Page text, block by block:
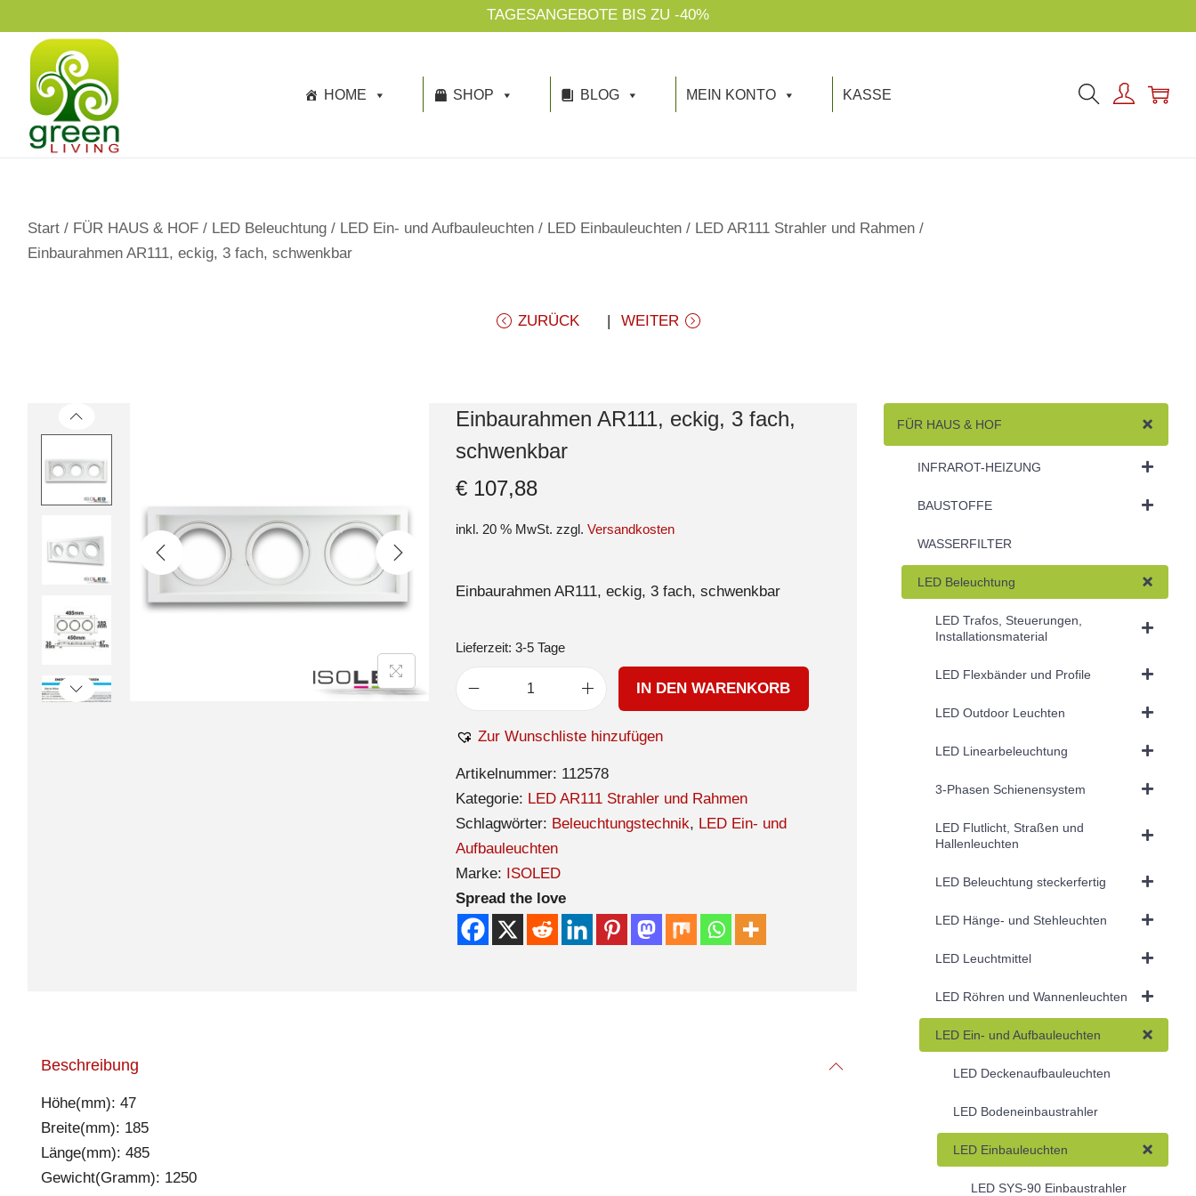
p
TAGESANGEBOTE BIS ZU -40%
HOME SHOP BLOG MEIN KONTO KASSE
Start / FÜR HAUS & HOF / LED Beleuchtung / LED Ein- und Aufbauleuchten / LED Einbauleuchten / LED AR111 Strahler und Rahmen /
Einbaurahmen AR111, eckig, 3 fach, schwenkbar
ZURÜCK WEITER
Einbaurahmen AR111, eckig, 3 fach,
schwenkbar
€107,88
inkl. 20 % MwSt. zzgl. Versandkosten
Einbaurahmen AR111, eckig, 3 fach, schwenkbar
Lieferzeit: 3-5 Tage
IN DEN WARENKORB
Zur Wunschliste hinzufügen
Artikelnummer: 112578
Kategorie: LED AR111 Strahler und Rahmen
Schlagwörter: Beleuchtungstechnik, LED Ein- und
Aufbauleuchten
Marke: ISOLED
Spread the love
Beschreibung
Höhe(mm): 47
Breite(mm): 185
Länge(mm): 485
Gewicht(Gramm): 1250
FÜR HAUS & HOF
INFRAROT-HEIZUNG
BAUSTOFFE
WASSERFILTER
LED Beleuchtung
LED Trafos, Steuerungen,
Installationsmaterial
LED Flexbänder und Profile
LED Outdoor Leuchten
LED Linearbeleuchtung
3-Phasen Schienensystem
LED Flutlicht, Straßen und
Hallenleuchten
LED Beleuchtung steckerfertig
LED Hänge- und Stehleuchten
LED Leuchtmittel
LED Röhren und Wannenleuchten
LED Ein- und Aufbauleuchten
LED Deckenaufbauleuchten
LED Bodeneinbaustrahler
LED Einbauleuchten
LED SYS-90 Einbaustrahler